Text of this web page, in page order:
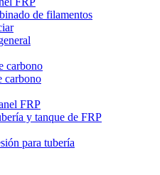
de filamentos
carbono
carbono
FRP
y tanque de FRP
para tubería